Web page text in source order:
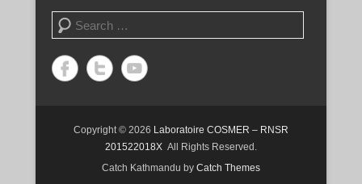
Search
Copyright © 2026 Laboratoire COSMER – RNSR
201522018X All Rights Reserved.
Catch Kathmandu by Catch Themes